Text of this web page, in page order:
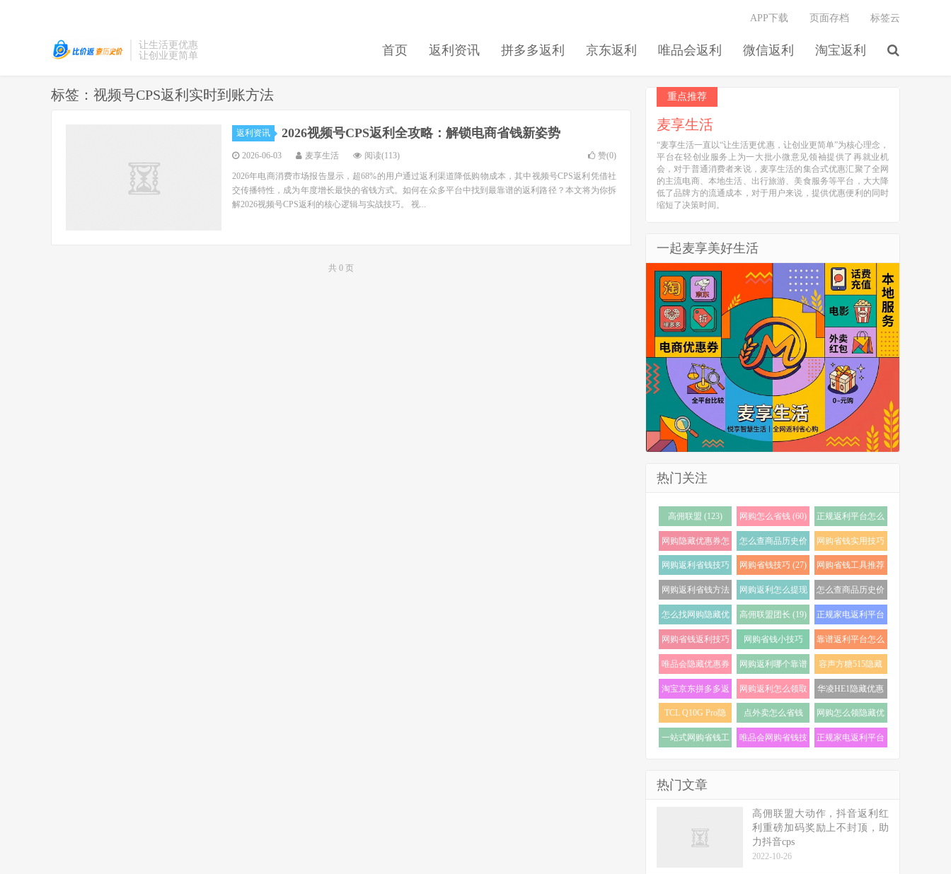
让生活更优惠
让创业更简单
首页 返利资讯 拼多多返利 京东返利 唯品会返利 微信返利 淘宝返利
APP下载 页面存档 标签云
标签：视频号CPS返利实时到账方法
返利资讯 2026视频号CPS返利全攻略：解锁电商省钱新姿势
2026-06-03 麦享生活 阅读(113) 赞(0)
2026年电商消费市场报告显示，超68%的用户通过返利渠道降低购物成本，其中视频号CPS返利凭借社
交传播特性，成为年度增长最快的省钱方式。如何在众多平台中找到最靠谱的返利路径？本文将为你拆
解2026视频号CPS返利的核心逻辑与实战技巧。 视...
共 0 页
重点推荐
麦享生活
“麦享生活一直以“让生活更优惠，让创业更简单”为核心理念，
平台在轻创业服务上为一大批小微意见领袖提供了再就业机
会，对于普通消费者来说，麦享生活的集合式优惠汇聚了全网
的主流电商、本地生活、出行旅游、美食服务等平台，大大降
低了品牌方的流通成本，对于用户来说，提供优惠便利的同时
缩短了决策时间。
一起麦享美好生活
热门关注
高佣联盟 (123) 网购怎么省钱 (60)
正规返利平台怎么
选 (56)
网购隐藏优惠券怎
么找 (38)
怎么查商品历史价
格 (35)
网购省钱实用技巧
(33)
网购返利省钱技巧
(32)
网购省钱技巧 (27)
网购省钱工具推荐
(23)
网购返利省钱方法
(22)
网购返利怎么提现
(21)
怎么查商品历史价
格走势 (20)
怎么找网购隐藏优
惠券 (20)
高佣联盟团长 (19)
正规家电返利平台
怎么选 (18)
网购省钱返利技巧
(18)
网购省钱小技巧
(18)
靠谱返利平台怎么
选 (17)
唯品会隐藏优惠券
怎么找 (17)
网购返利哪个靠谱
(16)
容声方糖515隐藏
优惠券 (16)
淘宝京东拼多多返
利 (16)
网购返利怎么领取
(16)
华凌HE1隐藏优惠
券 (16)
TCL Q10G Pro隐
藏优惠券 (16)
点外卖怎么省钱
(16)
网购怎么领隐藏优
惠券 (16)
一站式网购省钱工
唯品会网购省钱技
正规家电返利平台
热门文章
高佣联盟大动作，抖音返利红
利重磅加码奖励上不封顶，助
力抖音cps
2022-10-26